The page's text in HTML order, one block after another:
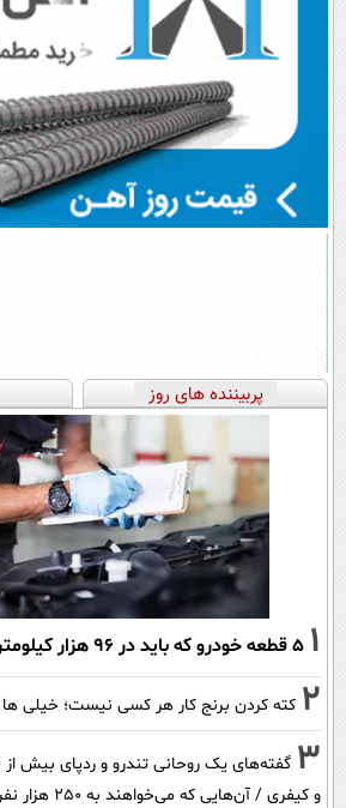
پربیننده های روز
1 ۵ قطعه خودرو که باید در ۹۶ هزار کیلومتر عوض کنید
2 کته کردن برنج کار هر کسی نیست؛ خیلی ها
3
و کیفری / آن‌هایی که می‌خواهند به ۲۵۰ هزار نفر بپیوندند بدانند ...